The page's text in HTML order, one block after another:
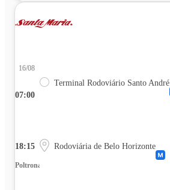
07:00
16/08
Terminal Rodoviário Santo André
18:15 Rodoviária de Belo Horizonte
Poltrona